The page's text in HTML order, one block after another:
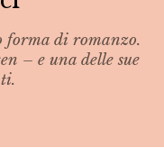
forma di romanzo.
– e una delle sue